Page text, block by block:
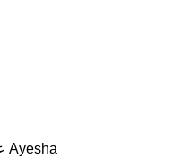
Ayesha عائشہ زندہ رہنے والی، نبی ﷺ کی زوجہ